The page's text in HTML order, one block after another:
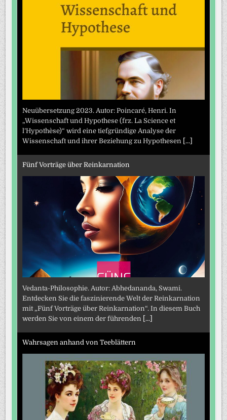
Neuübersetzung 2023. Autor: Poincaré, Henri. In
„Wissenschaft und Hypothese (frz. La Science et
l’Hypothèse)“ wird eine tiefgründige Analyse der
Wissenschaft und ihrer Beziehung zu Hypothesen [...]
Fünf Vorträge über Reinkarnation
Vedanta-Philosophie. Autor: Abhedananda, Swami.
Entdecken Sie die faszinierende Welt der Reinkarnation
mit „Fünf Vorträge über Reinkarnation“. In diesem Buch
werden Sie von einem der führenden [...]
Wahrsagen anhand von Teeblättern